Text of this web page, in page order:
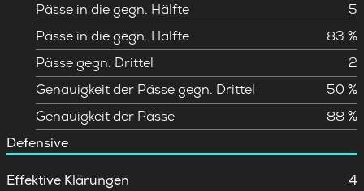
Pässe in die gegn. Hälfte
5
Pässe in die gegn. Hälfte
83 %
Pässe gegn. Drittel
2
Genauigkeit der Pässe gegn. Drittel
50 %
Genauigkeit der Pässe
88 %
Defensive
Effektive Klärungen
4